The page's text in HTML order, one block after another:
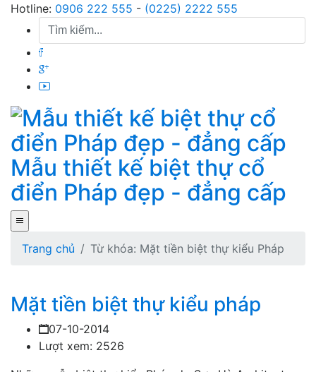
Skip
content
Hotline: 0906 222 555 - (0225) 2222 555
Mẫu thiết kế biệt thự cổ
điển Pháp đẹp - đẳng cấp
Trang chủ Từ khóa: Mặt tiền biệt thự kiểu Pháp
Mặt tiền biệt thự kiểu pháp
07-10-2014
Lượt xem: 2526